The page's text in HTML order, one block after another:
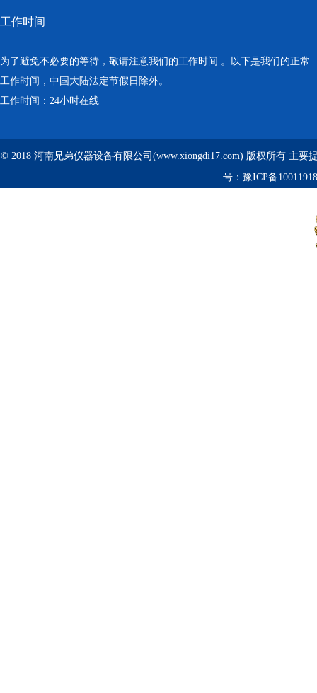
工作时间
为了避免不必要的等待，敬请注意我们的工作时间 。以下是我们的正常
工作时间，中国大陆法定节假日除外。
工作时间：24小时在线
© 2018 河南兄弟仪器设备有限公司(www.xiongdi17.com) 版权所有 主要
号： 豫ICP备